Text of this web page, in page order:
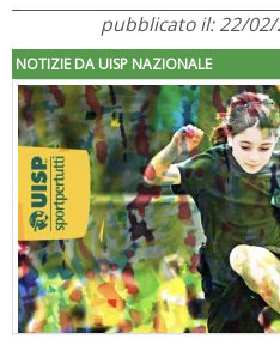
pubblicato il: 22/
NOTIZIE DA UISP NAZIONALE